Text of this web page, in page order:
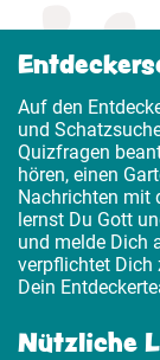
Auf den
und
Quizfragen
hören, einen
Nachrichten mit
lernst Du Gott
und melde Dich
verpflichtet Dich
Dein
Nützliche